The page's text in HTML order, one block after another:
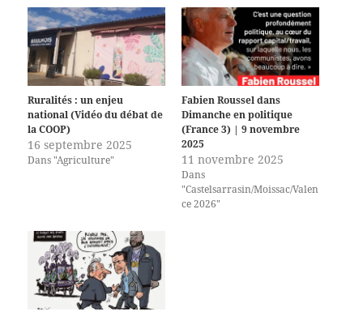
Ruralités : un enjeu
national (Vidéo du débat de
la COOP)
16 septembre 2025
Dans "Agriculture"
Fabien Roussel dans
Dimanche en politique
(France 3) | 9 novembre
2025
11 novembre 2025
Dans
"Castelsarrasin/Moissac/Valen
ce 2026"